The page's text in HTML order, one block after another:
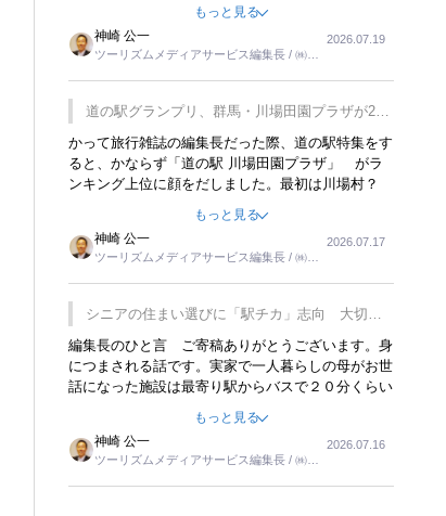
るなんてことは、冗談でもいえません。そんな中
で、この企画展はタイムリーですね。
もっと見る
神崎 公一
ツーリズムメディアサービス編集長 / ㈱ツ
2026.07.19
道の駅グランプリ、群馬・川場田園プラザが2連
覇
かって旅行雑誌の編集長だった際、道の駅特集をす
ると、かならず「道の駅 川場田園プラザ」 がラ
ンキング上位に顔をだしました。最初は川場村？
れ永井 彰一社長にインタビューしたら、興味深い
話が次々が飛び出しました。プレゼンも巧みで、今
でも思い出すことが２つあります。一つは、従業員
に東京ディズニーランドを見学させ、サービス業、
接客業の何かを理解してもらっていることです。
もう一つは1800円もするプレミアムヨーグルトを
販売するにあたり、社内に懸念もあったそうです。
永井社長は、駐車場に都内ナンバーの高級外車が停
まっていることに目をつけ、高級商品でも売れると
確信したそうです。今回の記事を懐かしく読みまし
もっと見る
神崎 公一
ツーリズムメディアサービス編集長 / ㈱ツ
2026.07.17
シニアの住まい選びに「駅チカ」志向 大切な
のは出かけたくなる暮らし
編集長のひと言 ご寄稿ありがとうございます。身
につまされる話です。実家で一人暮らしの母がお世
話になった施設は最寄り駅からバスで２０分くらい
りました。母の住まいから近いという理由で、その
施設を選択したのですが、私と妹にとっては、半日
仕事ででした。シニアの住まい選びは、当人だけで
はなく、世話をする家族の足の便も考えない外池な
もっと見る
神崎 公一
ツーリズムメディアサービス編集長 / ㈱ツ
2026.07.16